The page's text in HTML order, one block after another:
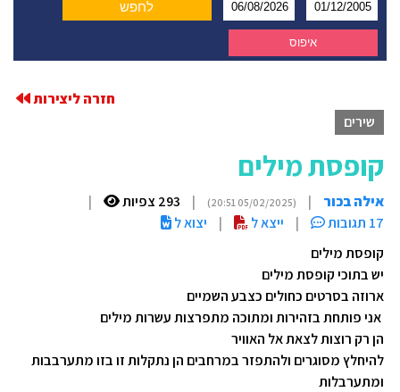
חזרה ליצירות
שירים
קופסת מילים
אילה בכור |
(05/02/2025 20:51)
| 293 צפיות
|
17 תגובות
| ייצא ל |
יצוא ל
קופסת מילים
יש בתוכי קופסת מילים
ארוזה בסרטים כחולים כצבע השמיים
אני פותחת בזהירות ומתוכה מתפרצות עשרות מילים
הן רק רוצות לצאת אל האוויר
להיחלץ מסוגרים ולהתפזר במרחבים הן נתקלות זו בזו מתערבבות
ומתערבלות